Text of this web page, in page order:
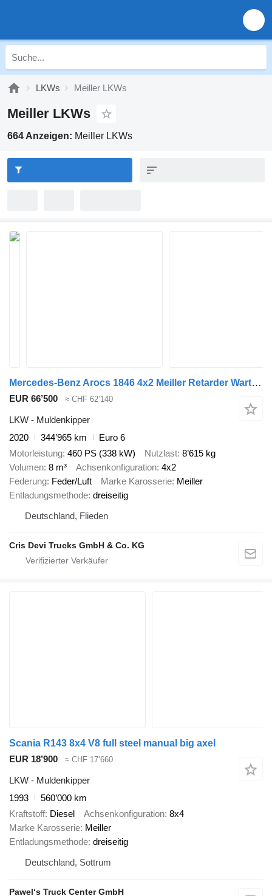
LKWs Meiller LKWs
Meiller LKWs
664 Anzeigen: Meiller LKWs
Mercedes-Benz Arocs 1846 4x2 Meiller Retarder Wartungsvertrag
EUR 66’500 ≈ CHF 62’140
LKW - Muldenkipper
2020
344’965 km
Euro 6
Motorleistung 460 PS (338 kW) Nutzlast 8’615 kg
Volumen 8 m³ Achsenkonfiguration 4x2
Federung Feder/Luft Marke Karosserie Meiller
Entladungsmethode dreiseitig
Deutschland, Flieden
Cris Devi Trucks GmbH & Co. KG
Scania R143 8x4 V8 full steel manual big axel
EUR 18’900
≈ CHF 17’660
LKW - Muldenkipper
1993
560’000 km
Kraftstoff Diesel Achsenkonfiguration 8x4
Marke Karosserie Meiller
Entladungsmethode dreiseitig
Deutschland, Sottrum
Pawel‘s Truck Center GmbH